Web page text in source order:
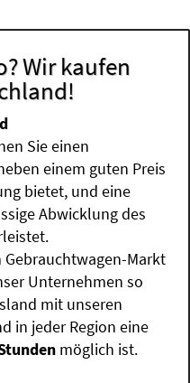
Wir kaufen
Sie einen
einem guten Preis
bietet, und eine
Abwicklung des
Markt
Unternehmen so
mit unseren
in jeder Region eine
möglich ist.